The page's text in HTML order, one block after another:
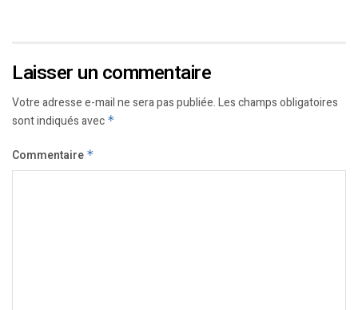
Laisser un commentaire
Votre adresse e-mail ne sera pas publiée.Les champs obligatoires
sont indiqués avec *
Commentaire *